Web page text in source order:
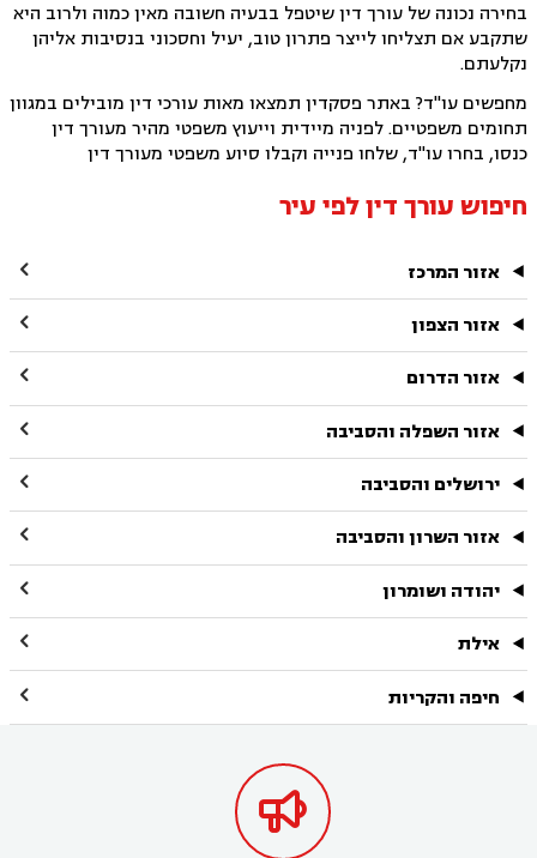
בחירה נכונה של עורך דין שיטפל בבעיה חשובה מאין כמוה ולרוב היא
שתקבע אם תצליחו לייצר פתרון טוב, יעיל וחסכוני בנסיבות אליהן
נקלעתם.
מחפשים עו"ד? באתר פסקדין תמצאו מאות עורכי דין מובילים במגוון
תחומים משפטיים. לפניה מיידית וייעוץ משפטי מהיר מעורך דין
כנסו, בחרו עו"ד, שלחו פנייה וקבלו סיוע משפטי מעורך דין
חיפוש עורך דין לפי עיר
אזור המרכז 
אזור הצפון 
אזור הדרום 
אזור השפלה והסביבה 
ירושלים והסביבה 
אזור השרון והסביבה 
יהודה ושומרון 
אילת 
חיפה והקריות 
